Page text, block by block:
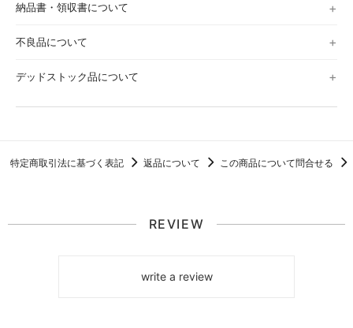
納品書・領収書について
不良品について
デッドストック品について
特定商取引法に基づく表記 返品について この商品について問合せる
REVIEW
write a review